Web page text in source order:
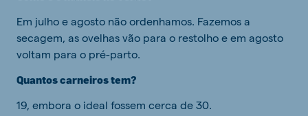
Em julho e agosto não ordenhamos. Fazemos a
secagem, as ovelhas vão para o restolho e em agosto
voltam para o pré-parto.
Quantos carneiros tem?
19, embora o ideal fossem cerca de 30.